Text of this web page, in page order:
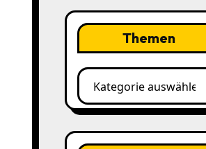
Themen
Themen